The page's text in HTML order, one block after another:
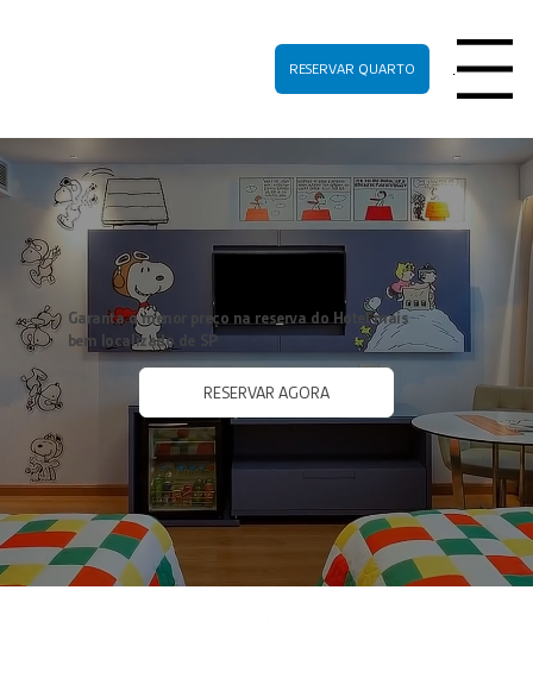
RESERVAR QUARTO Menu
Garanta o menor preço na reserva do Hotel mais
bem localizado de SP
RESERVAR AGORA